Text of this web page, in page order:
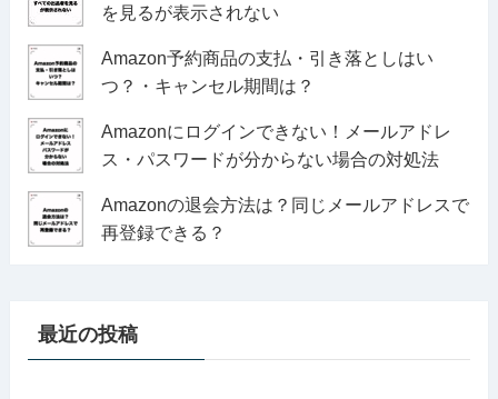
を見るが表示されない
Amazon予約商品の支払・引き落としはい
つ？・キャンセル期間は？
Amazonにログインできない！メールアドレ
ス・パスワードが分からない場合の対処法
Amazonの退会方法は？同じメールアドレスで
再登録できる？
最近の投稿